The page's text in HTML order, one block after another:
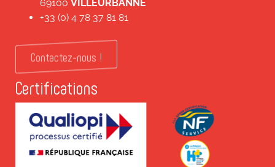
69100 VILLEURBANNE
+33 (0) 4 78 37 81 81
Contactez-nous !
Certifications